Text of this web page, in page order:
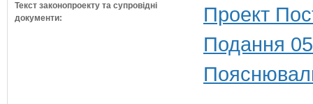
Текст законопроекту та супровідні
документи:
Проект
Подання